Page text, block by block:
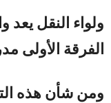
ولواء النقل يعد
الفرقة الأولى
ومن شأن هذه